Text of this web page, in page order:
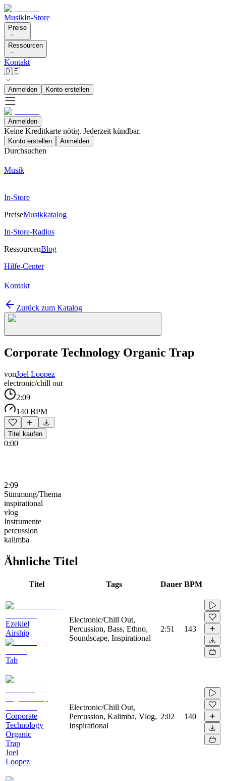
MusikIn-Store
Preise
Ressourcen
Kontakt
🇩🇪
Anmelden Konto erstellen
Anmelden
Keine Kreditkarte nötig. Jederzeit kündbar.
Konto erstellen Anmelden
Durchsuchen
Musik
In-Store
PreiseMusikkatalog
In-Store-Radios
RessourcenBlog
Hilfe-Center
Kontakt
Zurück zum Katalog
Corporate Technology Organic Trap
vonJoel Loopez
electronic/chill out
2:09
140 BPM
Titel kaufen
0:00
2:09
Stimmung/Thema
inspirational
vlog
Instrumente
percussion
kalimba
Ähnliche Titel
Titel Tags Dauer BPM
Ezekiel
Airship
Tab
Electronic/Chill Out,
Percussion, Bass, Ethno,
Soundscape, Inspirational
2:51 143
Corporate
Technology
Organic
Trap
Joel
Loopez
Electronic/Chill Out,
Percussion, Kalimba, Vlog,
Inspirational
2:02 140